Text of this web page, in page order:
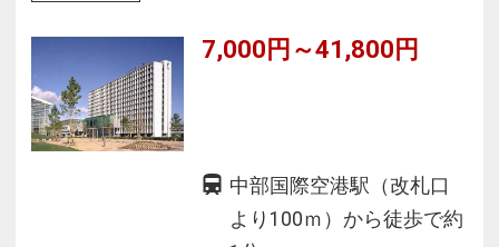
7,000円～41,800円
中部国際空港駅（改札口
より100ｍ）から徒歩で約